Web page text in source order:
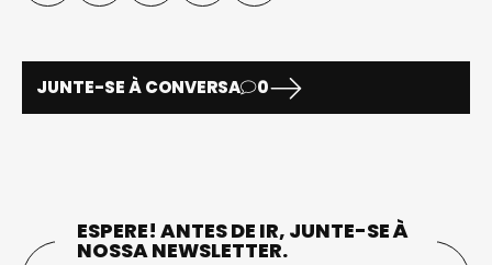
JUNTE-SE À CONVERSA 0
ESPERE! ANTES DE IR, JUNTE-SE À
NOSSA NEWSLETTER.